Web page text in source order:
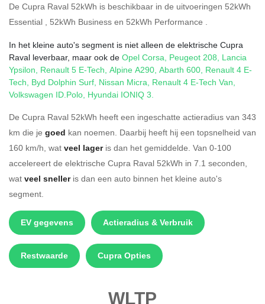
De Cupra Raval 52kWh is beschikbaar in de uitvoeringen 52kWh
Essential , 52kWh Business en 52kWh Performance .
In het kleine auto's segment is niet alleen de elektrische Cupra
Raval leverbaar, maar ook de Opel Corsa, Peugeot 208, Lancia
Ypsilon, Renault 5 E-Tech, Alpine A290, Abarth 600, Renault 4 E-
Tech, Byd Dolphin Surf, Nissan Micra, Renault 4 E-Tech Van,
Volkswagen ID.Polo, Hyundai IONIQ 3.
De Cupra Raval 52kWh heeft een ingeschatte actieradius van 343
km die je goed kan noemen. Daarbij heeft hij een topsnelheid van
160 km/h, wat veel lageris dan het gemiddelde. Van 0-100
accelereert de elektrische Cupra Raval 52kWh in 7.1 seconden,
wat veel snelleris dan een auto binnen het kleine auto's
segment.
EV gegevens Actieradius & Verbruik
Restwaarde Cupra Opties
WLTP